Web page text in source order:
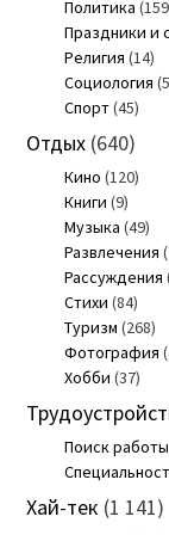
Политика
Праздники и
Религия (14)
Социология
Спорт(45)
Отдых(640)
Кино (120)
Книги (9)
Музыка (49)
Развлечения
Рассуждения
Стихи (84)
Туризм (268)
Фотография
Хобби (37)
Поиск работы
Хай-тек (1 141)